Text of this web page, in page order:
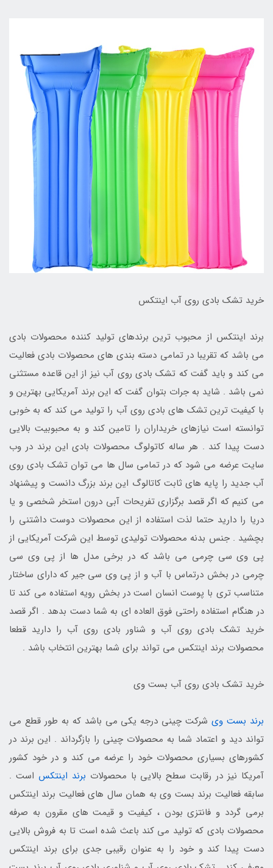
خرید تشک بادی روی آب اینتکس
برند اینتکس از محبوب ترین برندهای تولید کننده محصولات بادی
می باشد که تقریبا در تمامی دسته بندی های محصولات بادی فعالیت
می کند و باید گفت که تشک بادی روی آب نیز از این قاعده مستثنی
نمی باشد . شاید به جرات بتوان گفت که این برند آمریکایی بهترین و
با کیفیت ترین تشک های بادی روی آب را تولید می کند که به خوبی
توانسته است نیازهای خریداران را تامین کند و به محبوبیت بالایی
دست پیدا کند . هر ساله کاتولوگ محصولات بادی این برند در وب
سایت عرضه می شود که در تمامی سال ها می توان تشک بادی روی
آب جدید را پایه های ثابت کاتالوگ این برند بزرگ دانست و پیشنهاد
می کنیم که اگر قصد برگزاری تفریحات آبی درون استخر شخصی و یا
دریا را دارید حتما لذت استفاده از این محصولات دوست داشتنی را
بچشید . جنس بدنه محصولات تولیدی توسط این شرکت آمریکایی از
پی وی سی چرمی می باشد که در برخی مدل ها از پی وی سی
چرمی در بخش درتماس با آب و از پی وی سی جیر که دارای ساختار
متناسب تری با پوست انسان است در بخش رویه استفاده می کند تا
در هنگام استفاده راحتی فوق العاده ای به شما دست بدهد . اگر قصد
خرید تشک بادی روی آب و شناور بادی روی آب را دارید قطعا
محصولات برند اینتکس می تواند برای شما بهترین انتخاب باشد .
خرید تشک بادی روی آب بست وی
برند بست ویشرکت چینی درجه یکی می باشد که به طور قطع می
تواند دید و اعتماد شما به محصولات چینی را بازگرداند . این برند در
کشورهای بسیاری محصولات خود را عرضه می کند و در خود کشور
آمریکا نیز در رقابت سطح بالایی با محصولات برند اینتکس است .
سابقه فعالیت برند بست وی به همان سال های فعالیت برند اینتکس
برمی گردد و فانتزی بودن ، کیفیت و قیمت های مقرون به صرفه
محصولات بادی که تولید می کند باعث شده است تا به فروش بالایی
دست پیدا کند و خود را به عنوان رقیبی جدی برای برند اینتکس